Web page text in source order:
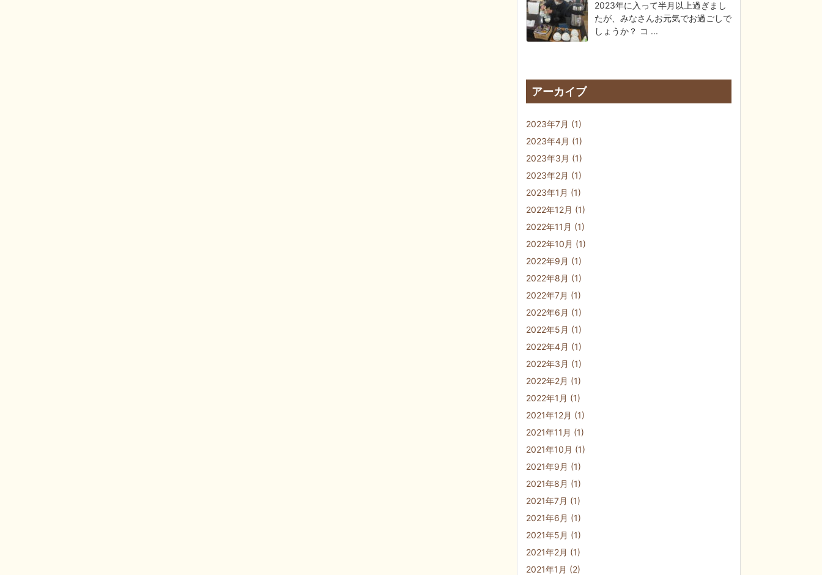
2023年に入って半月以上過ぎまし
たが、みなさんお元気でお過ごしで
しょうか？ コ ...
アーカイブ
2023年7月 (1)
2023年4月 (1)
2023年3月 (1)
2023年2月 (1)
2023年1月 (1)
2022年12月 (1)
2022年11月 (1)
2022年10月 (1)
2022年9月 (1)
2022年8月 (1)
2022年7月 (1)
2022年6月 (1)
2022年5月 (1)
2022年4月 (1)
2022年3月 (1)
2022年2月 (1)
2022年1月 (1)
2021年12月 (1)
2021年11月 (1)
2021年10月 (1)
2021年9月 (1)
2021年8月 (1)
2021年7月 (1)
2021年6月 (1)
2021年5月 (1)
2021年2月 (1)
2021年1月 (2)